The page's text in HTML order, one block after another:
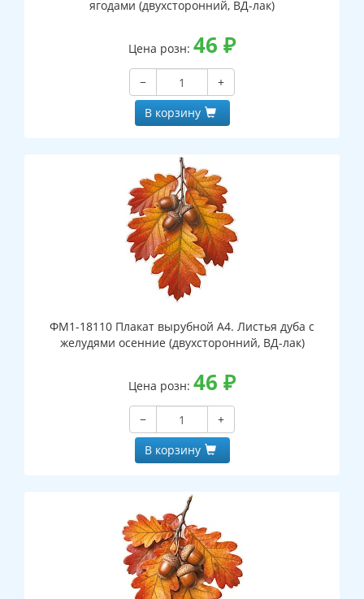
ягодами (двухсторонний, ВД-лак)
Цена розн: 46 ₽
−
+
В корзину
ФМ1-18110 Плакат вырубной А4. Листья дуба с
желудями осенние (двухсторонний, ВД-лак)
Цена розн: 46 ₽
−
+
В корзину